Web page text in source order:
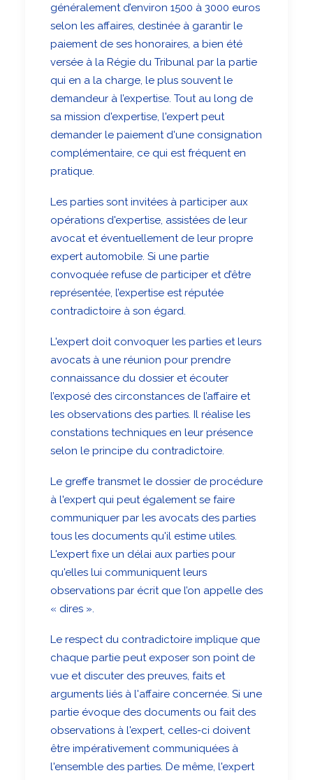
généralement d’environ 1500 à 3000 euros
selon les affaires, destinée à garantir le
paiement de ses honoraires, a bien été
versée à la Régie du Tribunal par la partie
qui en a la charge, le plus souvent le
demandeur à l’expertise. Tout au long de
sa mission d'expertise, l'expert peut
demander le paiement d'une consignation
complémentaire, ce qui est fréquent en
pratique.
Les parties sont invitées à participer aux
opérations d'expertise, assistées de leur
avocat et éventuellement de leur propre
expert automobile. Si une partie
convoquée refuse de participer et d’être
représentée, l’expertise est réputée
contradictoire à son égard.
L'expert doit convoquer les parties et leurs
avocats à une réunion pour prendre
connaissance du dossier et écouter
l’exposé des circonstances de l’affaire et
les observations des parties. Il réalise les
constations techniques en leur présence
selon le principe du contradictoire.
Le greffe transmet le dossier de procédure
à l'expert qui peut également se faire
communiquer par les avocats des parties
tous les documents qu'il estime utiles.
L'expert fixe un délai aux parties pour
qu'elles lui communiquent leurs
observations par écrit que l’on appelle des
« dires ».
Le respect du contradictoire implique que
chaque partie peut exposer son point de
vue et discuter des preuves, faits et
arguments liés à l'affaire concernée. Si une
partie évoque des documents ou fait des
observations à l'expert, celles-ci doivent
être impérativement communiquées à
l'ensemble des parties. De même, l'expert